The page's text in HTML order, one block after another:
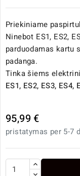
Priekiniame
Ninebot ES1, ES2,
parduodamas kartu
padanga.
Tinka šiems
ES1, ES2, ES3, ES4,
95,99 €
pristatymas per 5-7